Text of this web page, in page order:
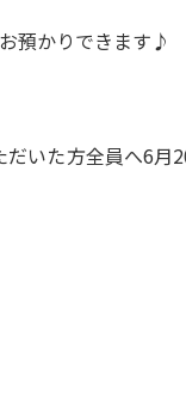
預かりできます♪
いた方全員へ6